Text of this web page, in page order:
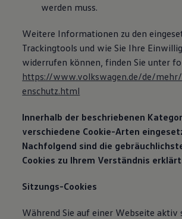
werden muss.
Weitere Informationen zu den
Trackingtools und wie Sie Ihre
widerrufen können, finden Sie unter
https://www.volkswagen.de/de/
enschutz.html
Innerhalb der beschriebenen
verschiedene Cookie-Arten
Nachfolgend sind die
Cookies zu Ihrem Verständnis
Sitzungs-Cookies
Während Sie auf einer Webseite aktiv